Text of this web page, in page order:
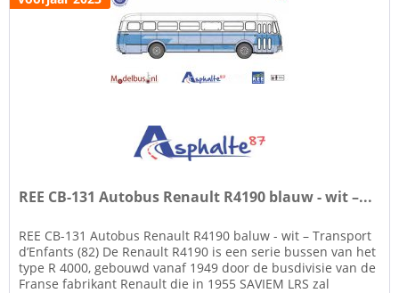
REE CB-131 Autobus Renault R4190 blauw - wit –...
REE CB-131 Autobus Renault R4190 baluw - wit – Transport
d’Enfants (82) De Renault R4190 is een serie bussen van het
type R 4000, gebouwd vanaf 1949 door de busdivisie van de
Franse fabrikant Renault die in 1955 SAVIEM LRS zal